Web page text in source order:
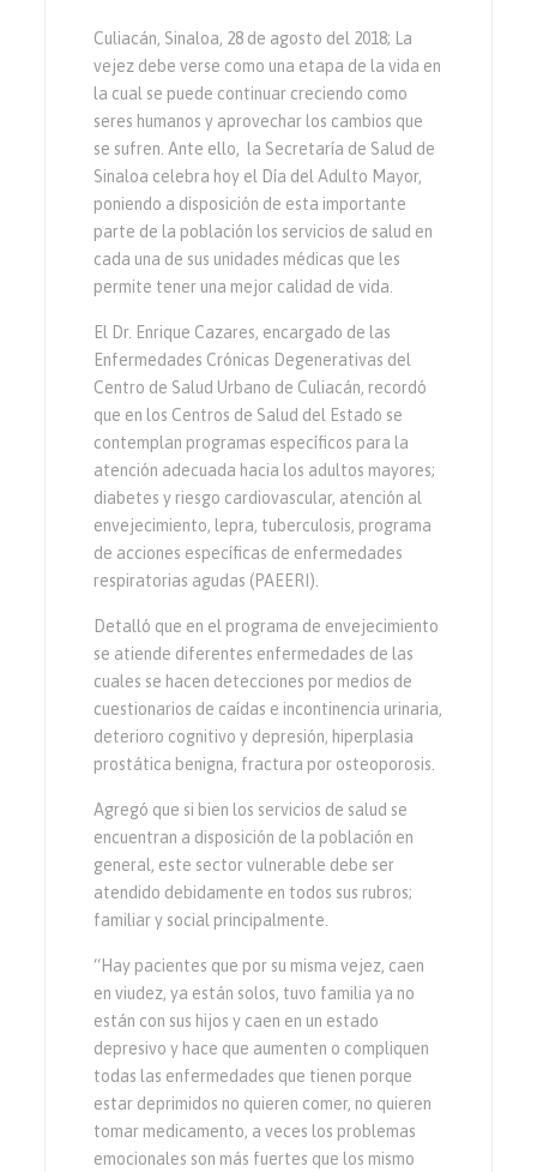
Culiacán, Sinaloa, 28 de agosto del 2018; La
vejez debe verse como una etapa de la vida en
la cual se puede continuar creciendo como
seres humanos y aprovechar los cambios que
se sufren. Ante ello, la Secretaría de Salud de
Sinaloa celebra hoy el Día del Adulto Mayor,
poniendo a disposición de esta importante
parte de la población los servicios de salud en
cada una de sus unidades médicas que les
permite tener una mejor calidad de vida.
El Dr. Enrique Cazares, encargado de las
Enfermedades Crónicas Degenerativas del
Centro de Salud Urbano de Culiacán, recordó
que en los Centros de Salud del Estado se
contemplan programas específicos para la
atención adecuada hacia los adultos mayores;
diabetes y riesgo cardiovascular, atención al
envejecimiento, lepra, tuberculosis, programa
de acciones específicas de enfermedades
respiratorias agudas (PAEERI).
Detalló que en el programa de envejecimiento
se atiende diferentes enfermedades de las
cuales se hacen detecciones por medios de
cuestionarios de caídas e incontinencia urinaria,
deterioro cognitivo y depresión, hiperplasia
prostática benigna, fractura por osteoporosis.
Agregó que si bien los servicios de salud se
encuentran a disposición de la población en
general, este sector vulnerable debe ser
atendido debidamente en todos sus rubros;
familiar y social principalmente.
“Hay pacientes que por su misma vejez, caen
en viudez, ya están solos, tuvo familia ya no
están con sus hijos y caen en un estado
depresivo y hace que aumenten o compliquen
todas las enfermedades que tienen porque
estar deprimidos no quieren comer, no quieren
tomar medicamento, a veces los problemas
emocionales son más fuertes que los mismo